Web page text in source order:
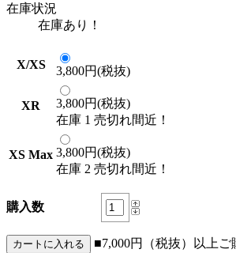
在庫状況
在庫あり！
X/XS 3,800円(税抜)
XR
3,800円(税抜)
在庫 1 売切れ間近！
XS Max 3,800円(税抜)
在庫 2 売切れ間近！
購入数
■7,000円（税抜）以上